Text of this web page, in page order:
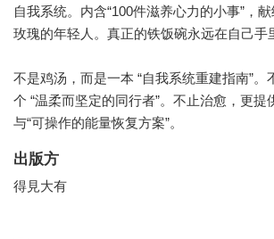
自我系统。内含“100件滋养心力的小事”，
玫瑰的年轻人。真正的铁饭碗永远在自己手
不是鸡汤，而是一本 “自我系统重建指南”。
个 “温柔而坚定的同行者”。不止治愈，更提
与“可操作的能量恢复方案”。
出版方
得見大有